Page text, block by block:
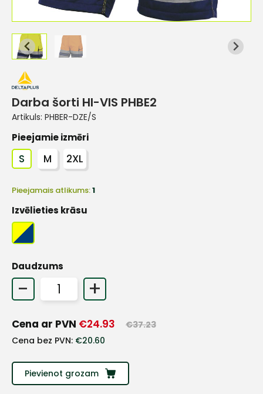
Darba šorti HI-VIS PHBE2
Artikuls: PHBER-DZE/S
Pieejamie izmēri
S M 2XL
Pieejamais atlikums:1
Izvēlieties krāsu
Daudzums
- +
Cena ar PVN €24.93 €37.23
Cena bez PVN: €20.60
Pievienot grozam
Sazinies
+